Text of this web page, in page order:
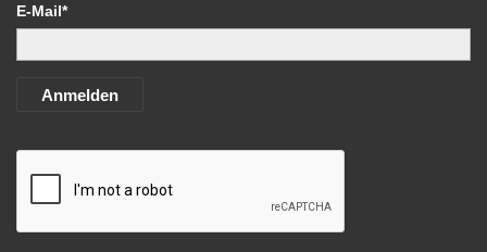
E-Mail*
Anmelden